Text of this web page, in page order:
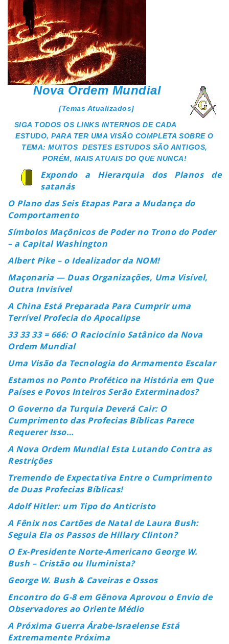
Nova Ordem Mundial
[Temas Atualizados]
SIGA TODOS OS LINKS INTERNOS DE CADA
ESTUDO, PARA TER UMA VISÃO COMPLETA SOBRE O
TEMA: MUITOS DESTES ESTUDOS SÃO ANTIGOS,
PORÉM, MAIS ATUAIS DO QUE NUNCA!
Expondo a Hierarquia dos Planos de
satanás
O Plano das Seis Etapas Para a Mudança do
Comportamento
Símbolos Maçônicos de Poder no Trono do Poder
– a Capital Washington
Albert Pike – o Idealizador da NOM!
Maçonaria — Duas Organizações, Uma Visível,
Outra Invisível
A China Está Preparada Para Cumprir uma
Terrível Profecia do Apocalipse
33 33 33 = 666: O Raciocínio Satânico da Nova
Ordem Mundial
Uma Visão da Tecnologia do Armamento Escalar
Estamos no Ponto Profético na História em Que
Países e Povos Inteiros Serão Exterminados?
O Governo da Turquia Deverá Cair: O
Cumprimento das Profecias Bíblicas Parece
Requerer Isso…
A Nova Ordem Mundial Esta Lutando Contra as
Restrições
Tremendo de Expectativa Entre o Cumprimento
de Duas Profecias Bíblicas!
Adolf Hitler: um Tipo do Anticristo
A Fênix nos Cartões de Natal de Laura Bush:
Seguia Ela os Passos de Hillary Clinton?
O Ex-Presidente Norte-Americano George W.
Bush – Cristão ou Iluminista?
George W. Bush & Caveiras e Ossos
Encontro do G-8 em Gênova Aprovou o Envio de
Observadores ao Oriente Médio
A Próxima Guerra Árabe-Israelense Está
Extremamente Próxima